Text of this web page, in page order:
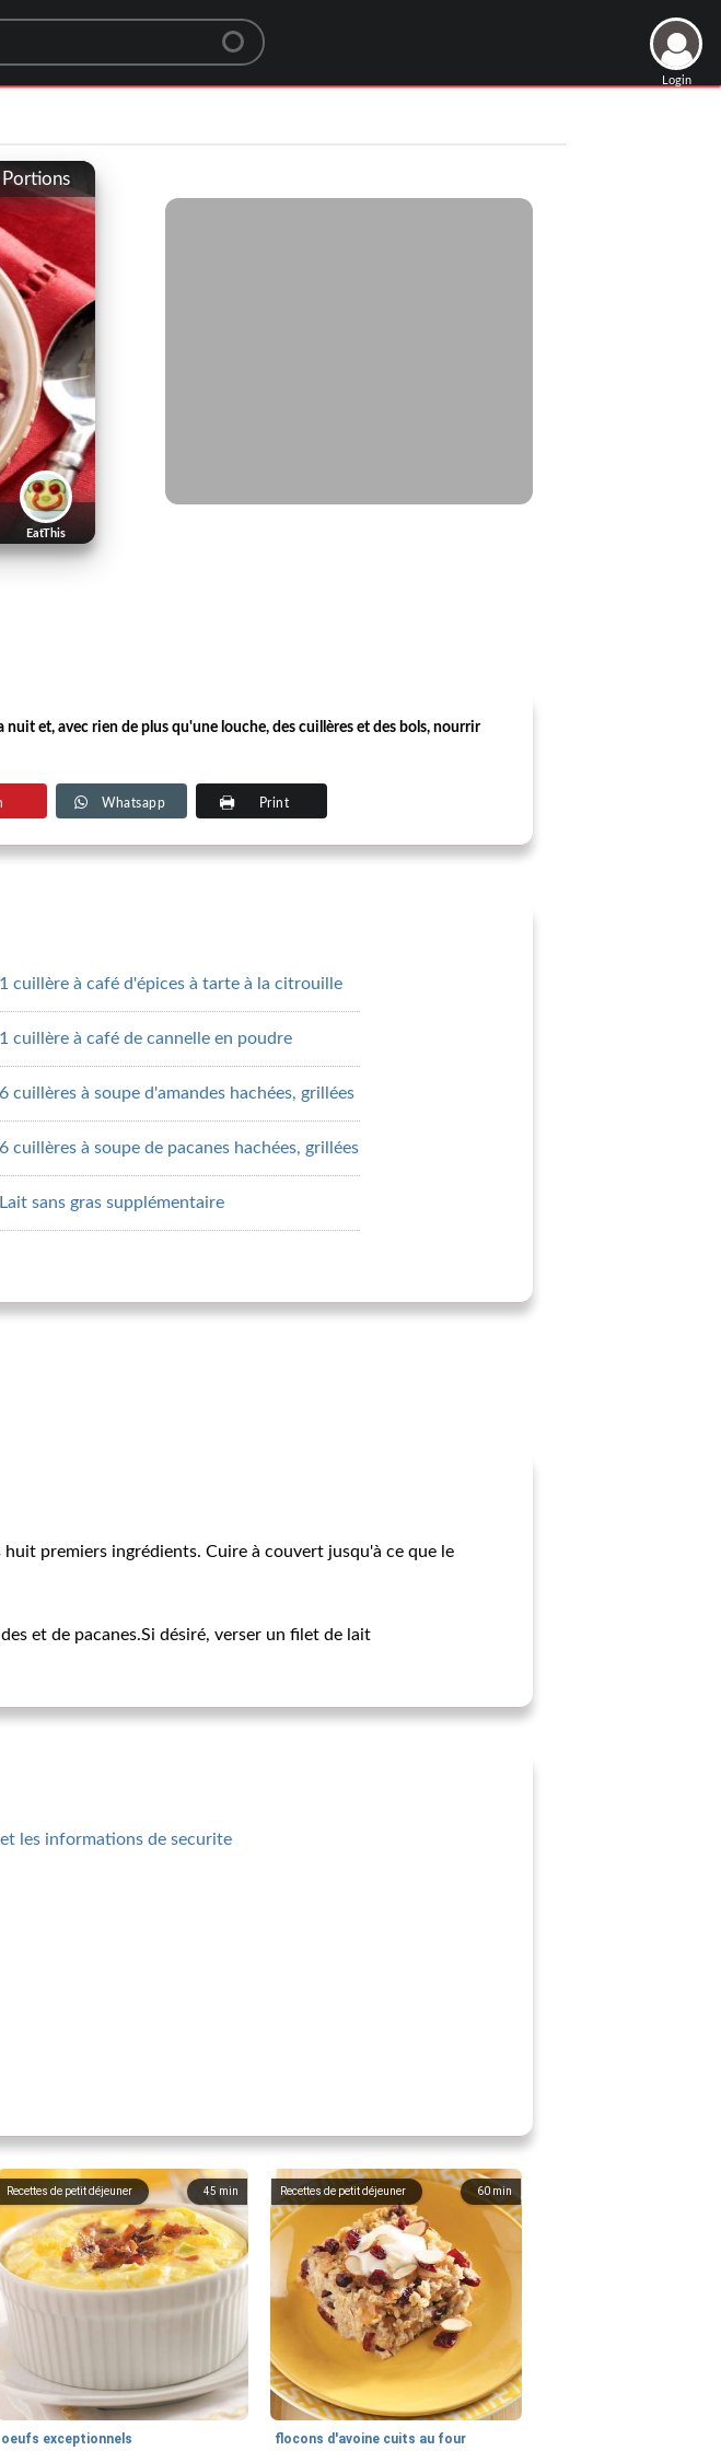
Login
Portions
EatThis
et, avec rien de plus qu'une louche, des cuillères et des bols, nourrir
Whatsapp Print
1 cuillère à café d'épices à tarte à la citrouille
1 cuillère à café de cannelle en poudre
6 cuillères à soupe d'amandes hachées, grillées
6 cuillères à soupe de pacanes hachées, grillées
Lait sans gras supplémentaire
premiers ingrédients. Cuire à couvert jusqu'à ce que le
et de pacanes.Si désiré, verser un filet de lait
les informations de securite
45 min
Recettes de petit déjeuner
oeufs exceptionnels
60min
Recettes de petit déjeuner
flocons d'avoine cuits au four